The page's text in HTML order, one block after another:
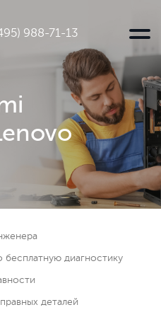
988-71-13
бесплатную диагностику
деталей